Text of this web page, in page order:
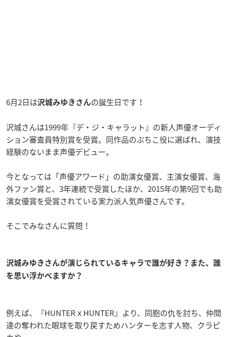
6月2日は沢城みゆきさんの誕生日です！
沢城さんは1999年『デ・ジ・キャラット』の新人声優オーディ
ション審査員特別賞を受賞。同作品のぷちこ役に選ばれ、演技
経験のないまま声優デビュー。
今となっては「声優アワード」の助演女優賞、主演女優賞、海
外ファン賞と、3年連続で受賞したほか、2015年の第9回でも助
演女優賞を受賞されている実力派人気声優さんです。
そこでみなさんに質問！
沢城みゆきさんが演じられているキャラで誰が好き？また、誰
を思い浮かべますか？
例えば、『HUNTERｘHUNTER』より、同胞の仇を討ち、仲間
達の奪われた眼球を取り戻すためハンターを志す人物、クラピ